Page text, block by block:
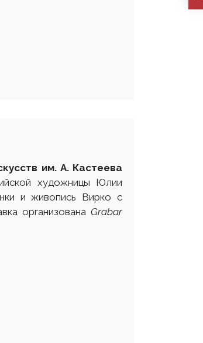
им. А. Кастеева
художницы Юлии
и живопись Вирко с
организована Grabar